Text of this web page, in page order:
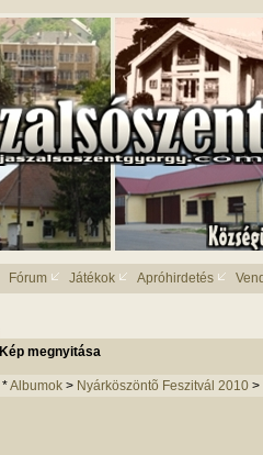
Fórum Játékok Apróhirdetés
Kép megnyitása
*Albumok > Nyárköszöntõ Feszitvál 2010 >